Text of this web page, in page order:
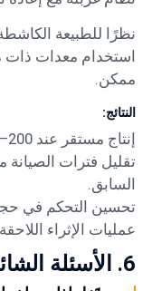
نظرًا للطبيعة
استخدام معدات
ممكن.
النتائج:
إنتاج مستقر عند 200–250 طنًا في الساعة.
تقليل فترات الصيانة
السابق.
تحسين التحكم في
عمليات الإثراء
6. الأسئلة الشائعة